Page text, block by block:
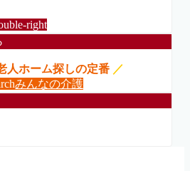
right
人ホーム探しの定番 ／
みんなの介護